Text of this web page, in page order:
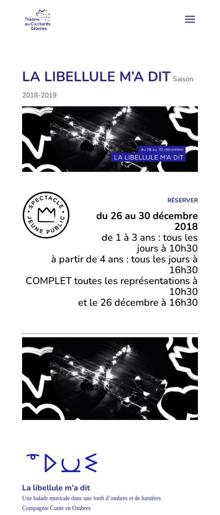
LA LIBELLULE M’A DIT Saison
2018-2019
RÉSERVER
du 26 au 30 décembre
2018
de 1 à 3 ans : tous les
jours à 10h30
à partir de 4 ans : tous les jours à
16h30
COMPLET toutes les représentations à
10h30
et le 26 décembre à 16h30
La libellule m’a dit
Une balade musicale dans une forêt d’ombres et de lumières
Compagnie Conte en Ombres